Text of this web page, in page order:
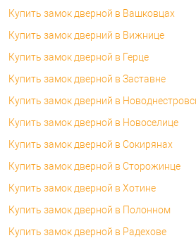
Купить замок дверной в Вашковцах
Купить замок дверний в Вижнице
Купить замок дверной в Герце
Купить замок дверной в Заставне
Купить замок дверний в
Купить замок дверной в Новоселице
Купить замок дверной в Сокирянах
Купить замок дверной в Сторожинце
Купить замок дверной в Хотине
Купить замок дверной в Полонном
Купить замок дверной в Радехове